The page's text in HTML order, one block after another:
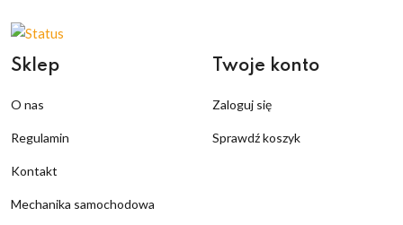
Sklep
O nas
Regulamin
Kontakt
Mechanika samochodowa
Twoje konto
Zaloguj się
Sprawdź koszyk